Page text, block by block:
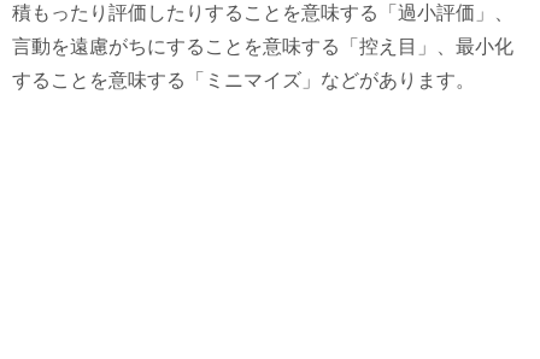
積もったり評価したりすることを意味する「過小評価」、
言動を遠慮がちにすることを意味する「控え目」、最小化
することを意味する「ミニマイズ」などがあります。